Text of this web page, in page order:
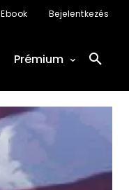
Ebook Bejelentkezés
Prémium